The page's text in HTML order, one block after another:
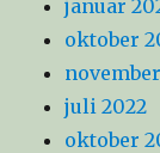
januar
oktober
juli 2022
oktober